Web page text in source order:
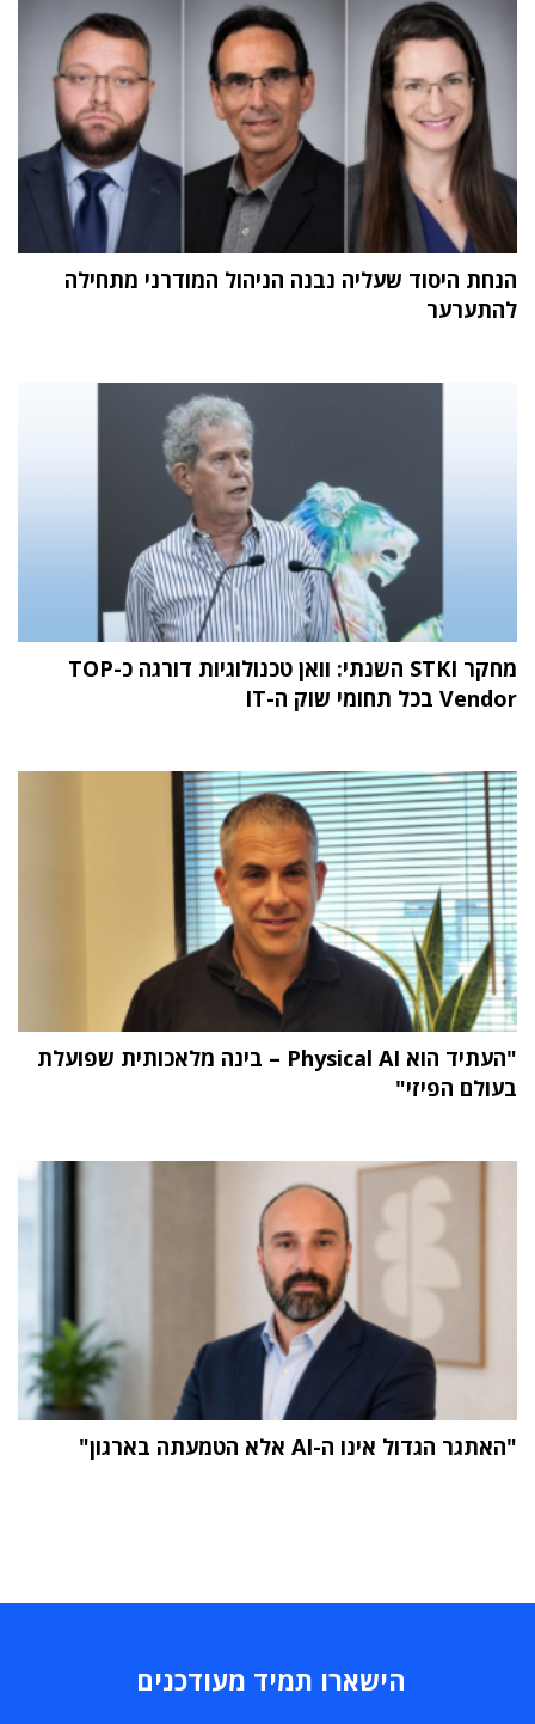
הנחת היסוד שעליה נבנה הניהול המודרני מתחילה
להתערער
מחקר STKI השנתי: וואן טכנולוגיות דורגה כ-TOP
Vendor בכל תחומי שוק ה-IT
"העתיד הוא Physical AI – בינה מלאכותית שפועלת
בעולם הפיזי"
"האתגר הגדול אינו ה-AI אלא הטמעתה בארגון"
הישארו תמיד מעודכנים